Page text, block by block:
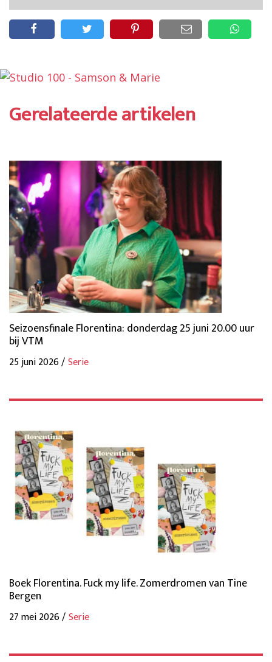
Gerelateerde artikelen
Seizoensfinale Florentina: donderdag 25 juni 20.00 uur
bij VTM
25 juni 2026 /Serie
Boek Florentina. Fuck my life. Zomerdromen van Tine
Bergen
27 mei 2026 /Serie